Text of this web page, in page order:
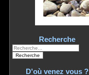
Recherche
D'où venez vous ?